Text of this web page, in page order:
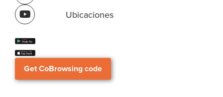
Get CoBrowsing code
Ubicaciones